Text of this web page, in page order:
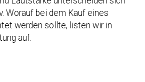
Worauf bei dem Kauf eines
werden sollte, listen wir in
auf.